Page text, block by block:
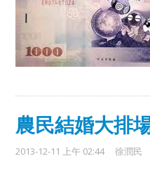
農民結婚大排
2013-12-11 上午 02:44 徐潤民